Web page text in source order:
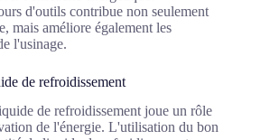
d'outils contribue non seulement
mais améliore également les
l'usinage.
de refroidissement
de refroidissement joue un rôle
de l'énergie. L'utilisation du bon